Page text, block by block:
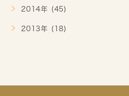
2014年 (45)
2013年 (18)